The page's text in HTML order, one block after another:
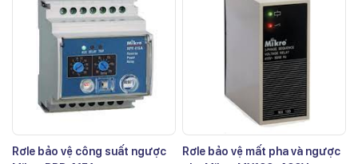
Rơle bảo vệ công suất ngược
Rơle bảo vệ mất pha và ngược